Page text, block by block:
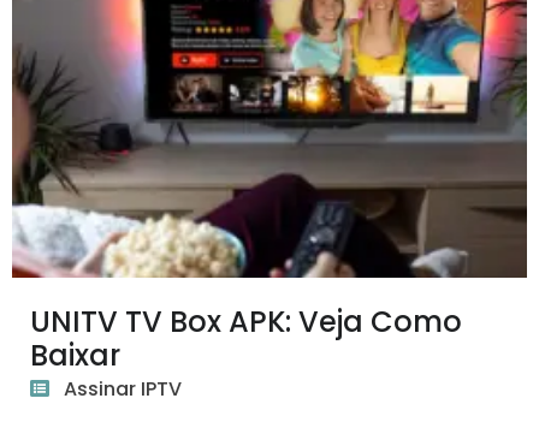
UNITV TV Box APK: Veja Como
Baixar
Assinar IPTV